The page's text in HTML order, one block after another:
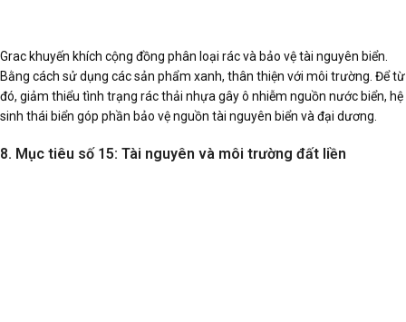
Grac khuyến khích cộng đồng phân loại rác và bảo vệ tài nguyên biển.
Bằng cách sử dụng các sản phẩm xanh, thân thiện với môi trường. Để từ
đó, giảm thiểu tình trạng rác thải nhựa gây ô nhiễm nguồn nước biển, hệ
sinh thái biển góp phần bảo vệ nguồn tài nguyên biển và đại dương.
8. Mục tiêu số 15: Tài nguyên và môi trường đất liền